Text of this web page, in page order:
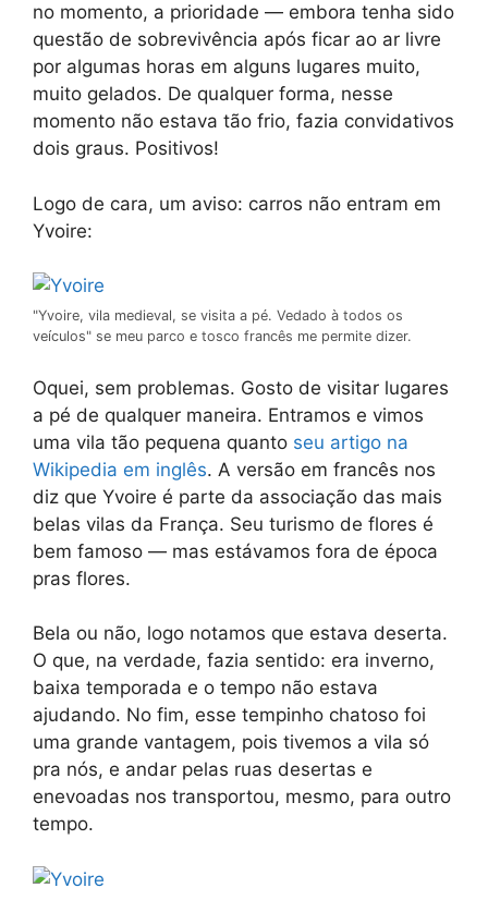
no momento, a prioridade — embora tenha sido
questão de sobrevivência após ficar ao ar livre
por algumas horas em alguns lugares muito,
muito gelados. De qualquer forma, nesse
momento não estava tão frio, fazia convidativos
dois graus. Positivos!
Logo de cara, um aviso: carros não entram em
Yvoire:
"Yvoire, vila medieval, se visita a pé. Vedado à todos os
veículos" se meu parco e tosco francês me permite dizer.
Oquei, sem problemas. Gosto de visitar lugares
a pé de qualquer maneira. Entramos e vimos
uma vila tão pequena quanto seu artigo na
Wikipedia em inglês. A versão em francês nos
diz que Yvoire é parte da associação das mais
belas vilas da França. Seu turismo de flores é
bem famoso — mas estávamos fora de época
pras flores.
Bela ou não, logo notamos que estava deserta.
O que, na verdade, fazia sentido: era inverno,
baixa temporada e o tempo não estava
ajudando. No fim, esse tempinho chatoso foi
uma grande vantagem, pois tivemos a vila só
pra nós, e andar pelas ruas desertas e
enevoadas nos transportou, mesmo, para outro
tempo.